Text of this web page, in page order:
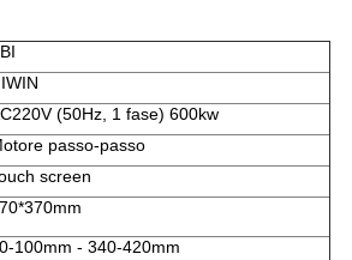
(50Hz, 1 fase) 600kw
passo-passo
screen
100mm - 340-420mm